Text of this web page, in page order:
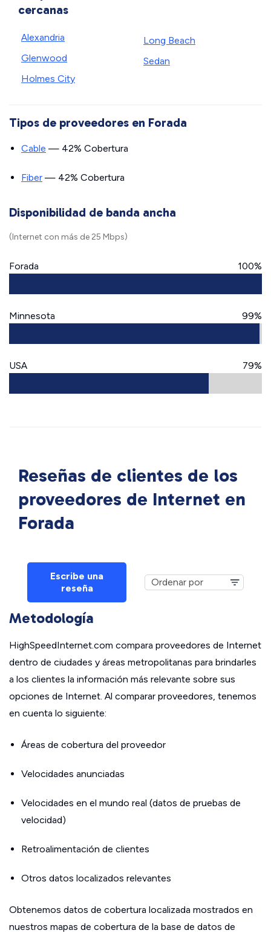
cercanas
Alexandria
Glenwood
Holmes City
Long Beach
Sedan
Tipos de proveedores en Forada
Cable — 42% Cobertura
Fiber — 42% Cobertura
Disponibilidad de banda ancha
(Internet con más de 25 Mbps)
Forada 100%
Minnesota 99%
USA 79%
Reseñas de clientes de los
proveedores de Internet en
Forada
Escribe una
reseña
Metodología
HighSpeedInternet.com compara proveedores de Internet
dentro de ciudades y áreas metropolitanas para brindarles
a los clientes la información más relevante sobre sus
opciones de Internet. Al comparar proveedores, tenemos
en cuenta lo siguiente:
Áreas de cobertura del proveedor
Velocidades anunciadas
Velocidades en el mundo real (datos de pruebas de
velocidad)
Retroalimentación de clientes
Otros datos localizados relevantes
Obtenemos datos de cobertura localizada mostrados en
nuestros mapas de cobertura de la base de datos de